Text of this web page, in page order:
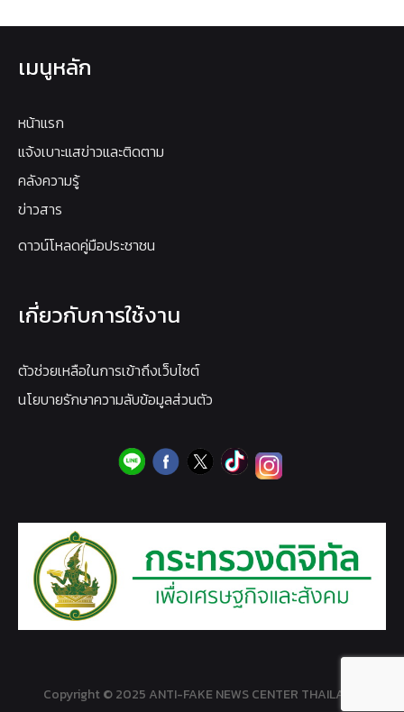
เมนูหลัก
หน้าแรก
แจ้งเบาะแสข่าวและติดตาม
คลังความรู้
ข่าวสาร
ดาวน์โหลดคู่มือประชาชน
เกี่ยวกับการใช้งาน
ตัวช่วยเหลือในการเข้าถึงเว็บไซต์
นโยบายรักษาความลับข้อมูลส่วนตัว
Copyright © 2025 ANTI-FAKE NEWS CENTER THAILAND